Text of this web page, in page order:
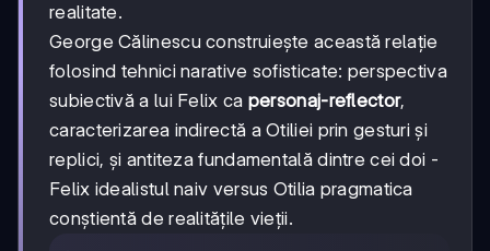
realitate.
George Călinescu construiește această relație
folosind tehnici narative sofisticate: perspectiva
subiectivă a lui Felix ca personaj-reflector,
caracterizarea indirectă a Otiliei prin gesturi și
replici, și antiteza fundamentală dintre cei doi -
Felix idealistul naiv versus Otilia pragmatica
conștientă de realitățile vieții.